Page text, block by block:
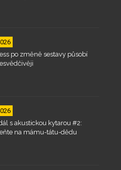
po změně sestavy působí
s akustickou kytarou #2:
na mámu-tátu-dědu